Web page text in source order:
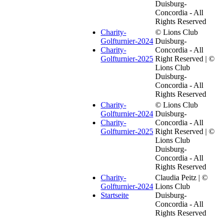
Duisburg-
Concordia - All
Rights Reserved
Charity-
Golfturnier-2024
Charity-
Golfturnier-2025
© Lions Club
Duisburg-
Concordia - All
Right Reserved | ©
Lions Club
Duisburg-
Concordia - All
Rights Reserved
Charity-
Golfturnier-2024
Charity-
Golfturnier-2025
© Lions Club
Duisburg-
Concordia - All
Right Reserved | ©
Lions Club
Duisburg-
Concordia - All
Rights Reserved
Charity-
Golfturnier-2024
Startseite
Claudia Peitz | ©
Lions Club
Duisburg-
Concordia - All
Rights Reserved